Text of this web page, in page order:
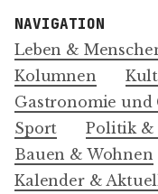
NAVIGATION
Leben &
Kolumnen
Gastronomie und
Sport
Politik &
Bauen & Wohnen
Kalender &